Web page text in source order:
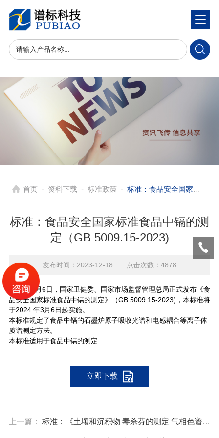
首页 - 资料下载 - 标准政策 - 标准：食品安全国家标准食品中镉的测定（GB 5009.15-2023)
标准：食品安全国家标准食品中镉的测
定（GB 5009.15-2023)
发布时间：2023-12-18 点击次数：4878
2023年9月6日，国家卫健委、国家市场监督管理总局正式发布《食
品安全国家标准食品中镉的测定》（GB 5009.15-2023)，本标准将
于2024 年3月6日起实施。
本标准规定了食品中镉的石墨炉原子吸收光谱和电感耦合等离子体
质谱测定方法。
本标准适用于食品中镉的测定
立即下载
上一篇： 标准：《土壤和沉积物 毒杀芬的测定 气相色谱-三重四极杆质谱法》（HJ 1290—2023）